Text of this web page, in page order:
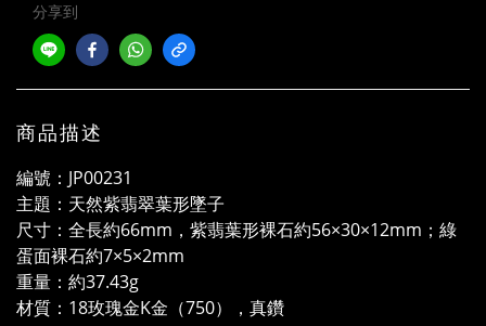
分享到
商品描述
編號：JP00231
主題：天然紫翡翠葉形墜子
尺寸：全長約66mm，紫翡葉形裸石約56×30×12mm；綠
蛋面裸石約7×5×2mm
重量：約37.43g
材質：18玫瑰金K金（750），真鑽